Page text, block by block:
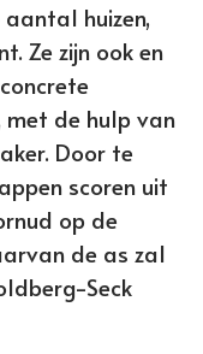
huizen,
Ze zijn ook en
de hulp van
Door te
scoren uit
op de
de as zal
Seck